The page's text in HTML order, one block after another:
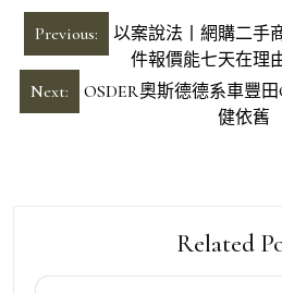
文
章
導
Previous:
以案說法丨網購二手
件報價能七天在理
Next:
OSDER奧斯德德系車豐
健依舊
Related